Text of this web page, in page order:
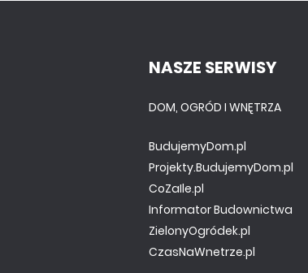
NASZE SERWISY
DOM, OGRÓD I WNĘTRZA
BudujemyDom.pl
Projekty.BudujemyDom.pl
CoZaIle.pl
Informator Budownictwa
ZielonyOgródek.pl
CzasNaWnetrze.pl